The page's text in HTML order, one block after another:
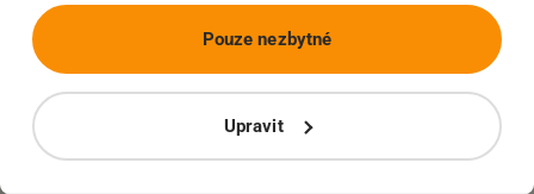
Upravit
Pouze nezbytné